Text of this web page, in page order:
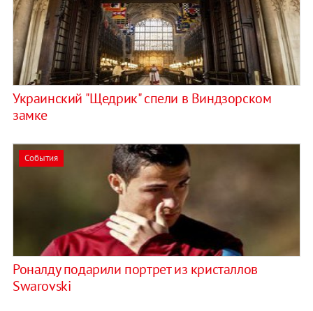
Украинский "Щедрик" спели в Виндзорском
замке
События
Роналду подарили портрет из кристаллов
Swarovski